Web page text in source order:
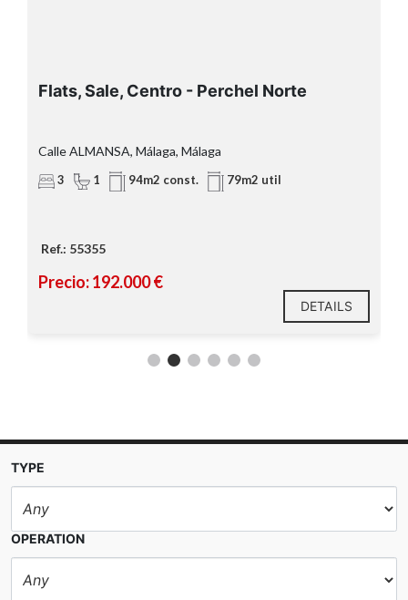
Flats, Sale, Centro - Perchel Norte
Calle ALMANSA, Málaga, Málaga
3 1 94m2 const. 79m2 util
Ref.: 55355
Precio: 192.000 €
DETAILS
TYPE
OPERATION